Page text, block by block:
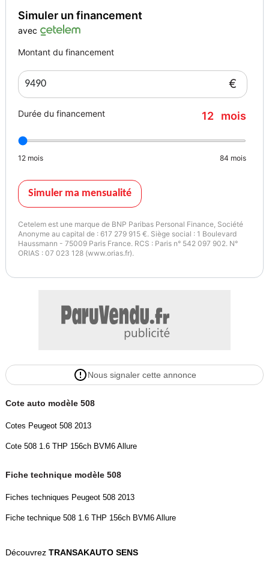
Consommation : 6.20 l/100km
Couleur
3 mois
Simuler un financement
avec
Montant du financement
€
Durée du financement 12 mois
12 mois 84 mois
Simuler ma mensualité
Cetelem est une marque de BNP Paribas Personal Finance, Société
Anonyme au capital de : 617 279 915 €. Siège social : 1 Boulevard
Haussmann - 75009 Paris France. RCS : Paris n° 542 097 902. N°
ORIAS : 07 023 128 (www.orias.fr).
Nous signaler cette annonce
Cote auto modèle 508
Cotes Peugeot 508 2013
Cote 508 1.6 THP 156ch BVM6 Allure
Fiche technique modèle 508
Fiches techniques Peugeot 508 2013
Fiche technique 508 1.6 THP 156ch BVM6 Allure
Découvrez TRANSAKAUTO SENS